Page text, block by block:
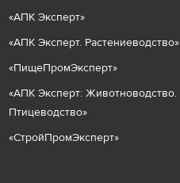
«АПК Эксперт»
«АПК Эксперт. Растениеводство»
«ПищеПромЭксперт»
«АПК Эксперт: Животноводство.
Птицеводство»
«СтройПромЭксперт»